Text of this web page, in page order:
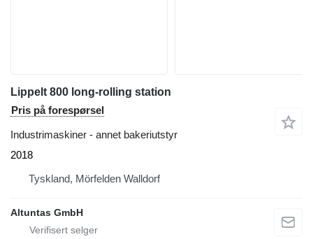
Lippelt 800 long-rolling station
Pris på forespørsel
Industrimaskiner - annet bakeriutstyr
2018
Tyskland, Mörfelden Walldorf
Altuntas GmbH